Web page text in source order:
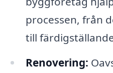
processen, från
till
Renovering: